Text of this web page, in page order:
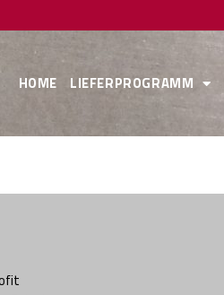
HOME LIEFERPROGRAMM